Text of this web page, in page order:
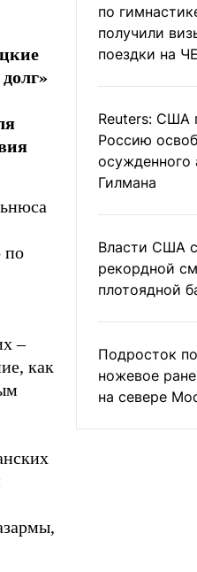
по
–
как
по
получили
поездки на ЧЕ
Reuters: США
Россию
осужденного
Гилмана
Власти США
рекордной
плотоядной
Подросток
ножевое
на севере